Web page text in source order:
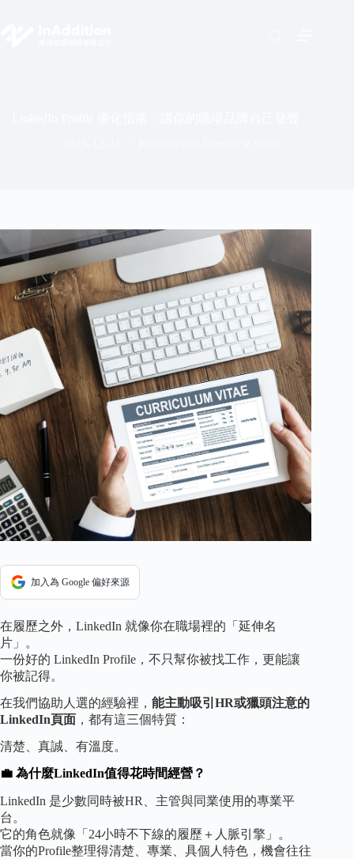
加入為 Google 偏好來源
在履歷之外，LinkedIn 就像你在職場裡的「延伸名
片」。
一份好的 LinkedIn Profile，不只幫你被找工作，更能讓
你被記得。
在我們協助人選的經驗裡， 能主動吸引HR或獵頭注意的
LinkedIn頁面 ，都有這三個特質：
清楚、真誠、有溫度。
💼 為什麼LinkedIn值得花時間經營？
LinkedIn 是少數同時被HR、主管與同業使用的專業平
台。
它的角色就像「24小時不下線的履歷＋人脈引擎」。
當你的Profile整理得清楚、專業、具個人特色，機會往往